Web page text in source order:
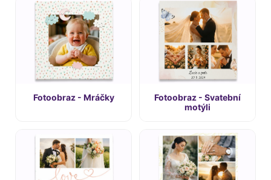
Fotoobraz - Mráčky
Fotoobraz - Svatební
motýli